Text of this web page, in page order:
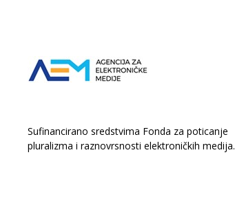
Sufinancirano sredstvima Fonda za poticanje
pluralizma i raznovrsnosti elektroničkih medija.